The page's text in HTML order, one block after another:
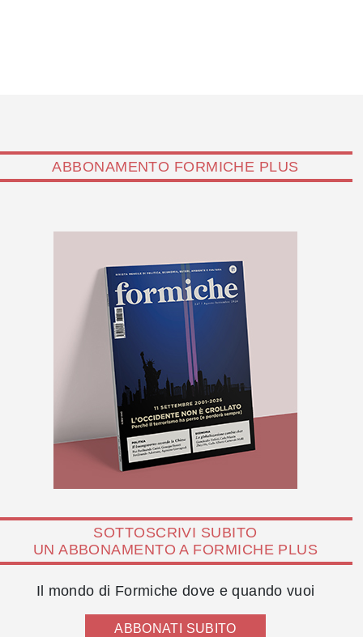
ABBONAMENTO FORMICHE PLUS
SOTTOSCRIVI SUBITO
UN ABBONAMENTO A FORMICHE PLUS
Il mondo di Formiche dove e quando vuoi
ABBONATI SUBITO